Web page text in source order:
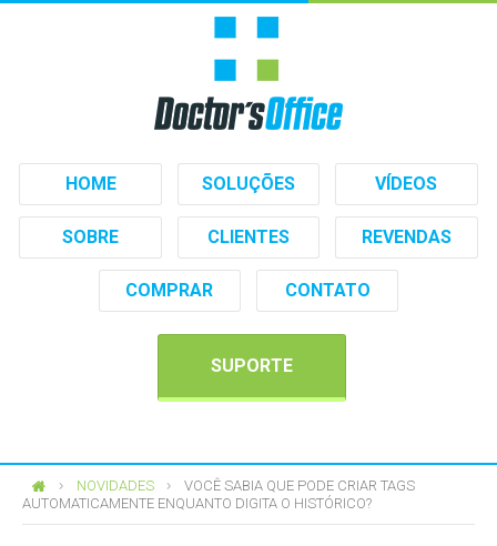
HOME SOLUÇÕES VÍDEOS
SOBRE CLIENTES REVENDAS
COMPRAR CONTATO
SUPORTE
NOVIDADES
VOCÊ SABIA QUE PODE CRIAR TAGS
AUTOMATICAMENTE ENQUANTO DIGITA O HISTÓRICO?